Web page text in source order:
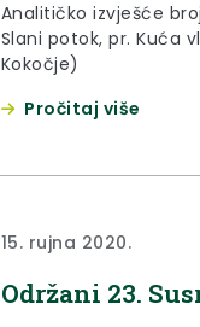
Analitičko izvješće
Slani potok, pr. Kuća
Kokočje)
Pročitaj više
15. rujna 2020.
Održani 23.